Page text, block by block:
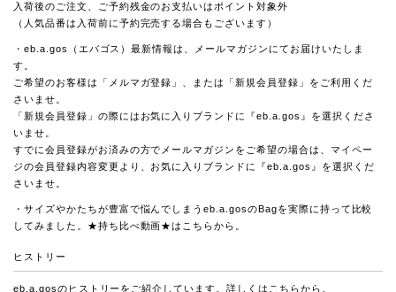
入荷後のご注文、ご予約残金のお支払いはポイント対象外
（人気品番は入荷前に予約完売する場合もございます）
・eb.a.gos（エバゴス）最新情報は、メールマガジンにてお届けいたしま
す。
ご希望のお客様は「
メルマガ登録 」、または「 新規会員登録 」をご利用くだ
さいませ。
「新規会員登録」の際にはお気に入りブランドに『eb.a.gos』を選択くださ
いませ。
すでに会員登録がお済みの方でメールマガジンをご希望の場合は、マイペー
ジの会員登録内容変更より、お気に入りブランドに『eb.a.gos』を選択くだ
さいませ。
・サイズやかたちが豊富で悩んでしまうeb.a.gosのBagを実際に持って比較
してみました。★持ち比べ動画★は こちらから。
ヒストリー
eb.a.gosのヒストリーをご紹介しています。詳しくは こちらから。